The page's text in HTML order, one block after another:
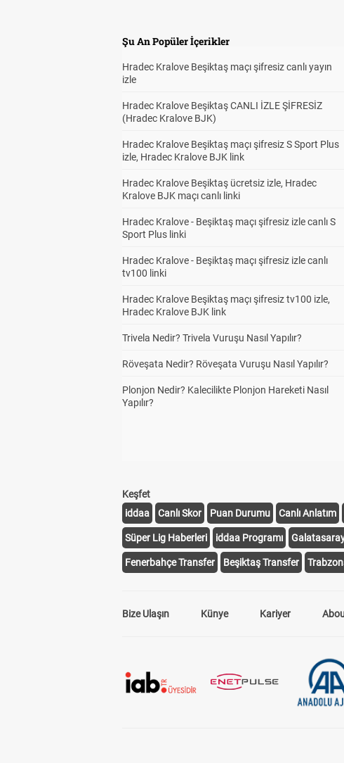
Şu An Popüler İçerikler
Hradec Kralove Beşiktaş maçı şifresiz canlı yayın
izle
Hradec Kralove Beşiktaş CANLI İZLE ŞİFRESİZ
(Hradec Kralove BJK)
Hradec Kralove Beşiktaş maçı şifresiz S Sport Plus
izle, Hradec Kralove BJK link
Hradec Kralove Beşiktaş ücretsiz izle, Hradec
Kralove BJK maçı canlı linki
Hradec Kralove - Beşiktaş maçı şifresiz izle canlı S
Sport Plus linki
Hradec Kralove - Beşiktaş maçı şifresiz izle canlı
tv100 linki
Hradec Kralove Beşiktaş maçı şifresiz tv100 izle,
Hradec Kralove BJK link
Trivela Nedir? Trivela Vuruşu Nasıl Yapılır?
Röveşata Nedir? Röveşata Vuruşu Nasıl Yapılır?
Plonjon Nedir? Kalecilikte Plonjon Hareketi Nasıl
Yapılır?
Keşfet
iddaa
Canlı Skor Puan Durumu Canlı Anlatım
Süper Lig Haberleri iddaa Programı
Fenerbahçe Transfer Beşiktaş Transfer
Bize Ulaşın Künye Kariyer